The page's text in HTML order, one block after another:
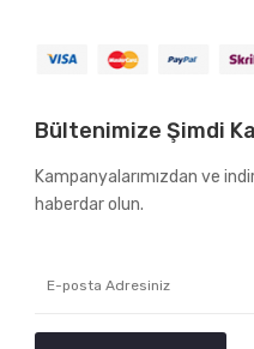
Bültenimize Şimdi
Kampanyalarımızdan ve
haberdar olun.